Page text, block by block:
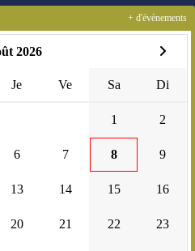
2026
Je Ve Sa Di
1 2
6 7 8 9
13 14 15 16
20 21 22 23
+ d'évènements